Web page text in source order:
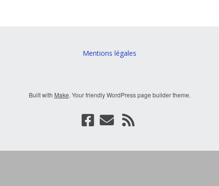
Mentions légales
Built with Make. Your friendly WordPress page builder theme.